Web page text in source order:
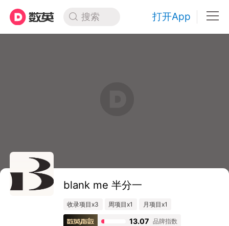
搜索 打开App
blank me 半分一
收录项目x3 周项目x1 月项目x1
13.07 品牌指数